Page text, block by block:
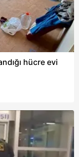
hücre evi